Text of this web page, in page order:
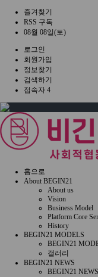
즐겨찾기
RSS 구독
08월 08일(토)
로그인
회원가입
정보찾기
검색하기
접속자 4
홈으로
About BEGIN21
About us
Vision
Business Model
Platform Core
History
BEGIN21 MODELS
BEGIN21
갤러리
BEGIN21 NEWS
BEGIN21 NEWS